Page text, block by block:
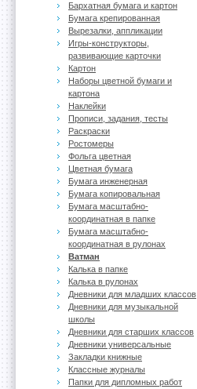
Бархатная бумага и картон
Бумага крепированная
Вырезалки, аппликации
Игры-конструкторы,
развивающие карточки
Картон
Наборы цветной бумаги и
картона
Наклейки
Прописи, задания, тесты
Раскраски
Ростомеры
Фольга цветная
Цветная бумага
Бумага инженерная
Бумага копировальная
Бумага масштабно-
координатная в папке
Бумага масштабно-
координатная в рулонах
Ватман
Калька в папке
Калька в рулонах
Дневники для младших классов
Дневники для музыкальной
школы
Дневники для старших классов
Дневники универсальные
Закладки книжные
Классные журналы
Папки для дипломных работ